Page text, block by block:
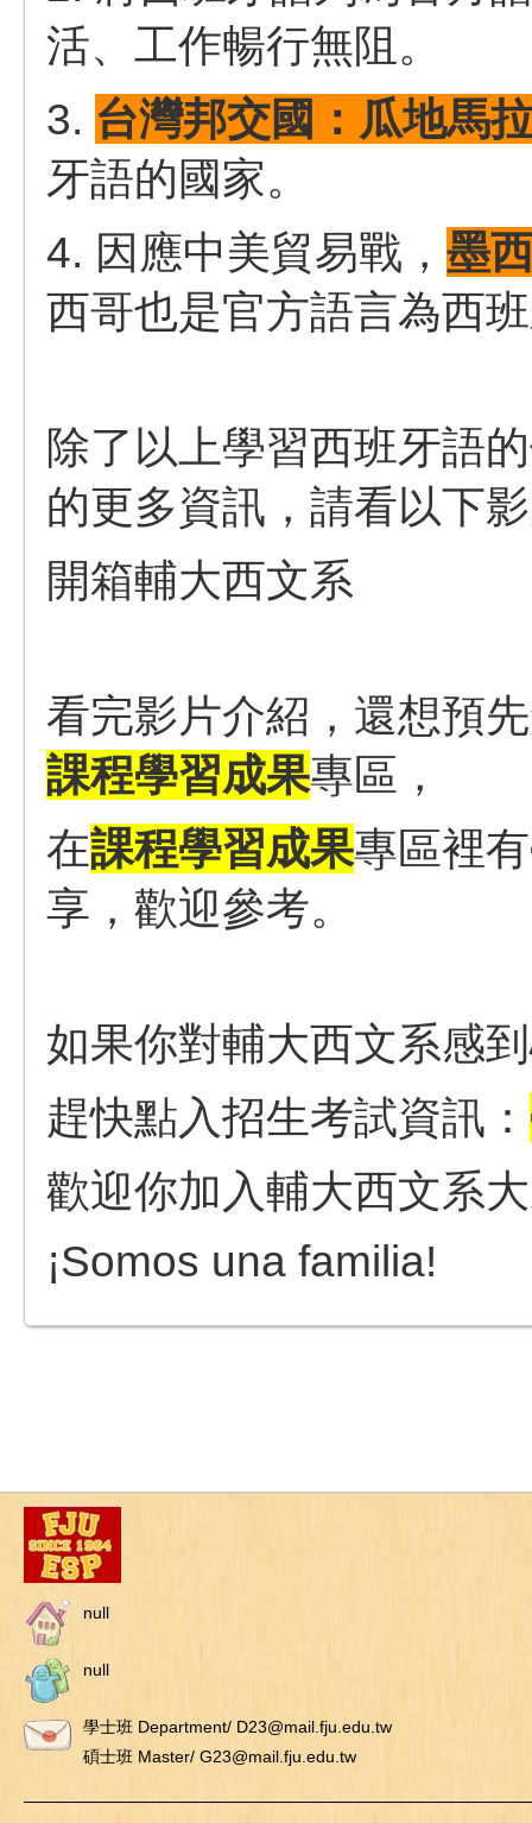
活、工作暢行無阻。
3. 台灣邦交國：瓜地馬
牙語的國家。
4. 因應中美貿易戰， 墨
西哥也是官方語言為西
除了以上學習西班牙語
的更多資訊，請看以下
開箱輔大西文系
看完影片介紹，還想預
課程學習成果專區，
在課程學習成果專區裡
享，歡迎參考。
如果你對輔大西文系感
趕快點入招生考試資訊：
歡迎你加入輔大西文系
¡Somos una familia!
null
null
學士班 Department/ D23@mail.fju.edu.tw
碩士班 Master/ G23@mail.fju.edu.tw